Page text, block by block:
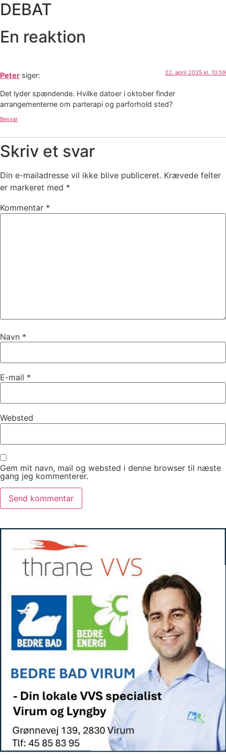
DEBAT
En reaktion
Peter siger: 22. april 2025 kl. 10:59
Det lyder spændende. Hvilke datoer i oktober finder
arrangementerne om parterapi og parforhold sted?
Besvar
Skriv et svar
Din e-mailadresse vil ikke blive publiceret. Krævede felter
er markeret med *
Kommentar *
Navn *
E-mail *
Websted
Gem mit navn, mail og websted i denne browser til næste
gang jeg kommenterer.